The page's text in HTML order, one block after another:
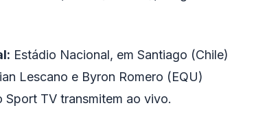
Estádio Nacional, em Santiago (Chile)
Lescano e Byron Romero (EQU)
TV transmitem ao vivo.